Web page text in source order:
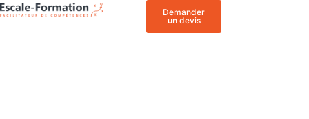
Demander
un devis